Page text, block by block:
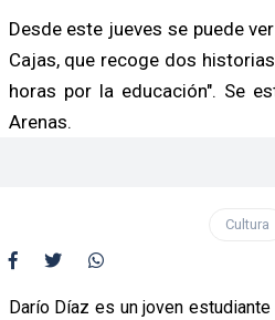
Desde este jueves se puede
Cajas, que recoge dos
horas por la educación". Se
Arenas.
Cultura
Darío Díaz es un joven